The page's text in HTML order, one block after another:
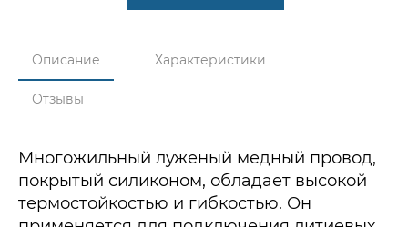
Описание Характеристики
Отзывы
Многожильный луженый медный провод,
покрытый силиконом, обладает высокой
термостойкостью и гибкостью. Он